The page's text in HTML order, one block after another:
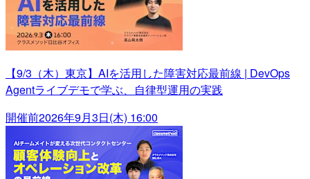
【9/3（木）東京】AIを活用した障害対応最前線 | DevOps
Agentライブデモで学ぶ、自律型運用の実践
開催前2026年9月3日(木) 16:00